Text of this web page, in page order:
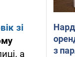
зі
а
з